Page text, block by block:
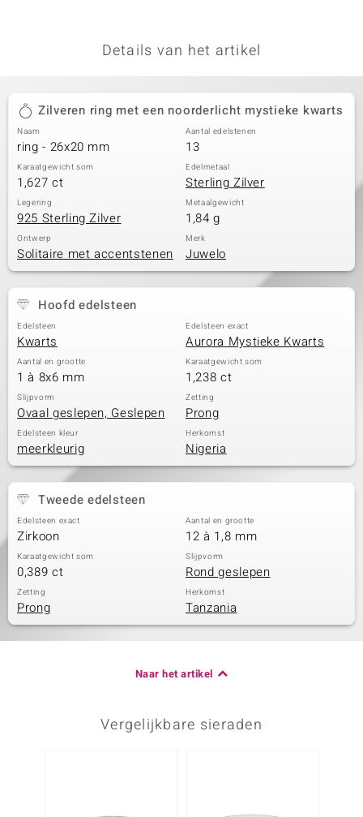
Details van het artikel
Zilveren ring met een noorderlicht mystieke kwarts
Naam
ring - 26x20 mm
Aantal edelstenen
13
Karaatgewicht som
1,627 ct
Edelmetaal
Sterling Zilver
Legering
925 Sterling Zilver
Metaalgewicht
1,84 g
Ontwerp
Solitaire met accentstenen
Merk
Juwelo
Hoofd edelsteen
Edelsteen
Kwarts
Edelsteen exact
Aurora Mystieke Kwarts
Aantal en grootte
1 à 8x6 mm
Karaatgewicht som
1,238 ct
Slijpvorm
Ovaal geslepen, Geslepen
Zetting
Prong
Edelsteen kleur
meerkleurig
Herkomst
Nigeria
Tweede edelsteen
Edelsteen exact
Zirkoon
Aantal en grootte
12 à 1,8 mm
Karaatgewicht som
0,389 ct
Slijpvorm
Rond geslepen
Zetting
Prong
Herkomst
Tanzania
Naar het artikel
Vergelijkbare sieraden